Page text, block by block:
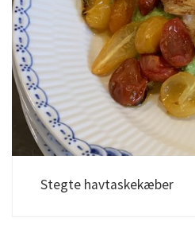
Stegte havtaskekæber